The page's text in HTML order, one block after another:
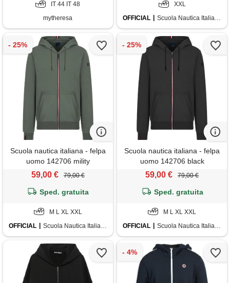
IT 44 IT 48
mytheresa
XXL
OFFICIAL
Scuola Nautica Italiana
Scuola nautica italiana - felpa
uomo 142706 mility
59,00 € 79,00 €
Sped. gratuita
M L XL XXL
OFFICIAL
Scuola Nautica Italiana
Scuola nautica italiana - felpa
uomo 142706 black
59,00 € 79,00 €
Sped. gratuita
M L XL XXL
OFFICIAL
Scuola Nautica Italiana